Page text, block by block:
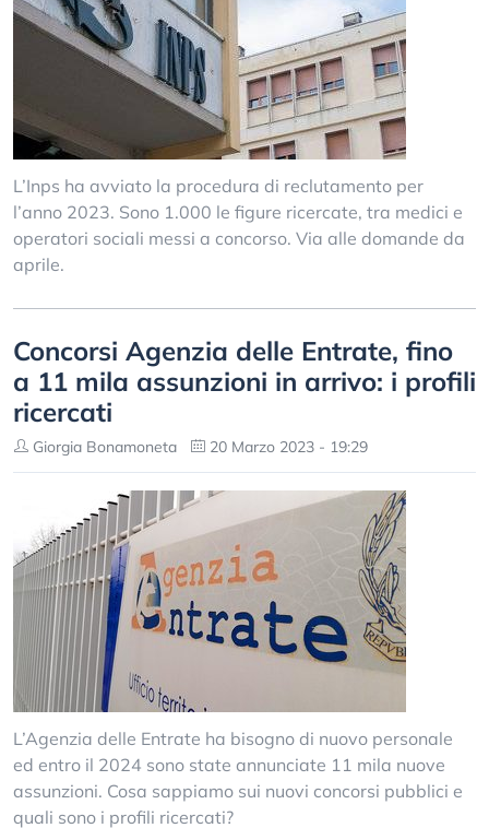
L’Inps ha avviato la procedura di reclutamento per
l’anno 2023. Sono 1.000 le figure ricercate, tra medici e
operatori sociali messi a concorso. Via alle domande da
aprile.
Concorsi Agenzia delle Entrate, fino
a 11 mila assunzioni in arrivo: i profili
ricercati
Giorgia Bonamoneta 20 Marzo 2023 - 19:29
L’Agenzia delle Entrate ha bisogno di nuovo personale
ed entro il 2024 sono state annunciate 11 mila nuove
assunzioni. Cosa sappiamo sui nuovi concorsi pubblici e
quali sono i profili ricercati?